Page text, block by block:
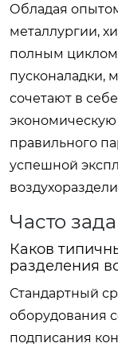
Обладая
металлургии,
полным циклом
пусконаладки,
сочетают в
правильного
успешной
Часто
Каков
разделения
Стандартный
оборудования
подписания